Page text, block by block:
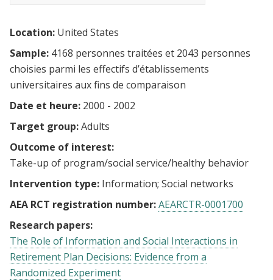
Location: United States
Sample: 4168 personnes traitées et 2043 personnes
choisies parmi les effectifs d’établissements
universitaires aux fins de comparaison
Date et heure: 2000 - 2002
Target group:Adults
Outcome of interest:
Take-up of program/social service/healthy behavior
Intervention type: Information Social networks
AEA RCT registration number:AEARCTR-0001700
Research papers:
The Role of Information and Social Interactions in
Retirement Plan Decisions: Evidence from a
Randomized Experiment